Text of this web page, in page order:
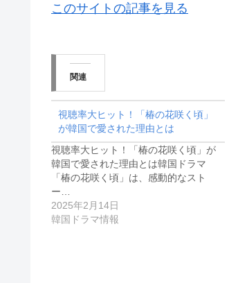
このサイトの記事を見る
関連
視聴率大ヒット！「椿の花咲く頃」
が韓国で愛された理由とは
視聴率大ヒット！「椿の花咲く頃」が
韓国で愛された理由とは韓国ドラマ
「椿の花咲く頃」は、感動的なスト
ー…
2025年2月14日
韓国ドラマ情報